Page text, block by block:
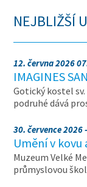
NEJBLIŽŠÍ
12. června 2026
IMAGINES
Gotický kostel
podruhé dává
30. července 2026
Umění v kovu
Muzeum Velké
průmyslovou